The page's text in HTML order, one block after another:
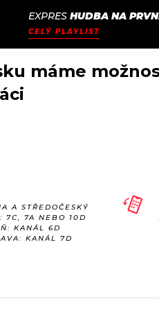
JAK
NALADIT
EXPRES HUDBA NA
CELÝ PLAYLIST
máme
A STŘEDOČESKÝ
7C, 7A NEBO 10D
KANÁL 6D
KANÁL 7D